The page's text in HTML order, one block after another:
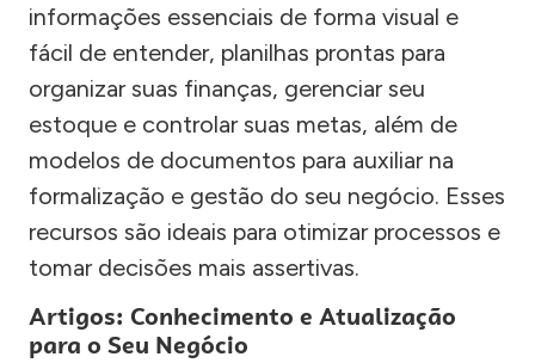
informações essenciais de forma visual e
fácil de entender, planilhas prontas para
organizar suas finanças, gerenciar seu
estoque e controlar suas metas, além de
modelos de documentos para auxiliar na
formalização e gestão do seu negócio. Esses
recursos são ideais para otimizar processos e
tomar decisões mais assertivas.
Artigos: Conhecimento e Atualização
para o Seu Negócio